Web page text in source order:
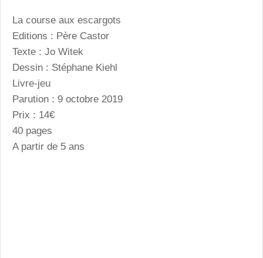
La course aux escargots
Editions : Père Castor
Texte : Jo Witek
Dessin : Stéphane Kiehl
Livre-jeu
Parution : 9 octobre 2019
Prix : 14€
40 pages
A partir de 5 ans